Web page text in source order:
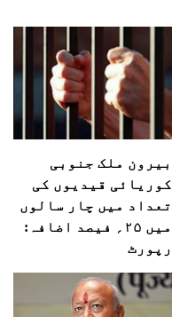
بیرون ملک جنوبی
کوریائی قیدیوں کی
تعداد میں چار سالوں
میں ۲۵؍ فیصد اضافہ:
رپورٹ